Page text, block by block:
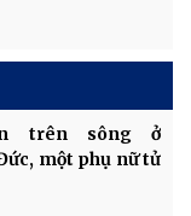
trên sông ở
một phụ nữ tử